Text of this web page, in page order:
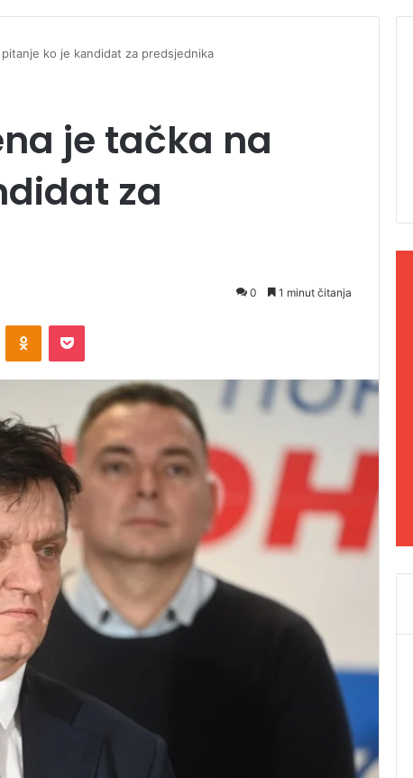
ko je kandidat za predsjednika
je tačka na
za
0 1 minut čitanja